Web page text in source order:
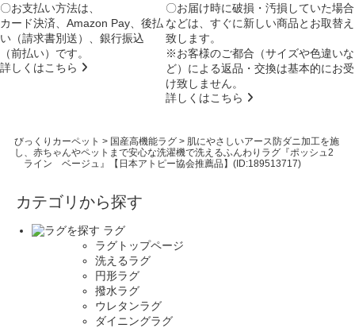
〇お支払い方法は、
カード決済、Amazon Pay、後払
い（請求書別送）、銀行振込
（前払い）です。
詳しくはこちら
〇お届け時に破損・汚損していた場合
などは、すぐに新しい商品とお取替え
致します。
※お客様のご都合（サイズや色違いな
ど）による返品・交換は基本的にお受
け致しません。
詳しくはこちら
びっくりカーペット > 国産高機能ラグ> 肌にやさしいアース防ダニ加工を施
し、赤ちゃんやペットまで安心な洗濯機で洗えるふんわりラグ『ポッシュ2
ライン ベージュ』【日本アトピー協会推薦品】(ID:189513717)
カテゴリから探す
ラグ
ラグトップページ
洗えるラグ
円形ラグ
撥水ラグ
ウレタンラグ
ダイニングラグ